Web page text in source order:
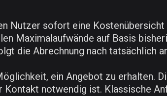
Nutzer sofort eine
Maximalaufwände auf Basis
die Abrechnung nach tatsächlich
ein Angebot zu erhalten.
notwendig ist. Klassische